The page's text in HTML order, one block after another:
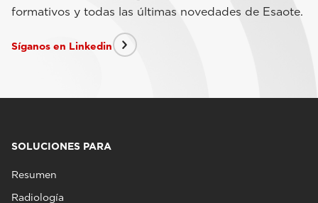
formativos y todas las últimas novedades de Esaote.
Síganos en Linkedin
SOLUCIONES PARA
Resumen
Radiología